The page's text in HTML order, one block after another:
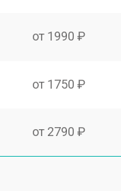
от 1990 ₽
от 1750 ₽
от 2790 ₽